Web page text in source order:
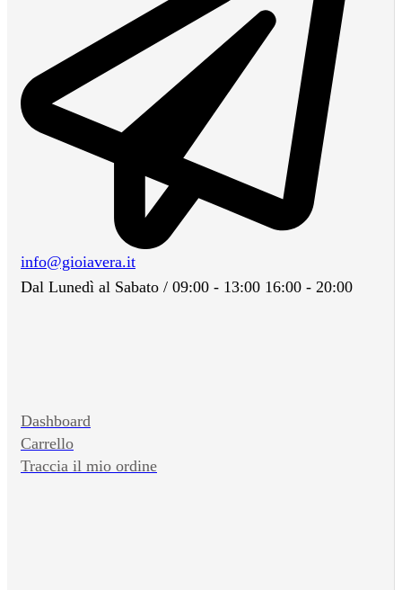
info@gioiavera.it
Dal Lunedì al Sabato / 09:00 - 13:00 16:00 - 20:00
Dashboard
Carrello
Traccia il mio ordine